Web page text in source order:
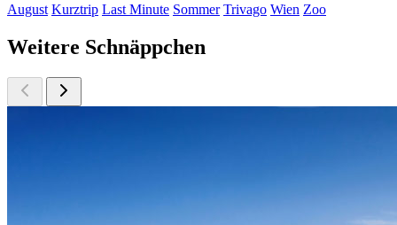
August Kurztrip Last Minute Sommer Trivago Wien Zoo
Weitere Schnäppchen